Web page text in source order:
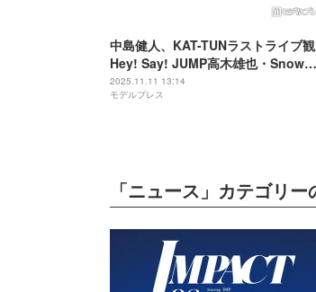
中島健人、KAT-TUNラストライブ
Hey! Say! JUMP高木雄也・Snow
Manらとの貴重ショットに「エモすぎ
る」「感動」の声
2025.11.11 13:14
モデルプレス
「ニュース」カテゴリ